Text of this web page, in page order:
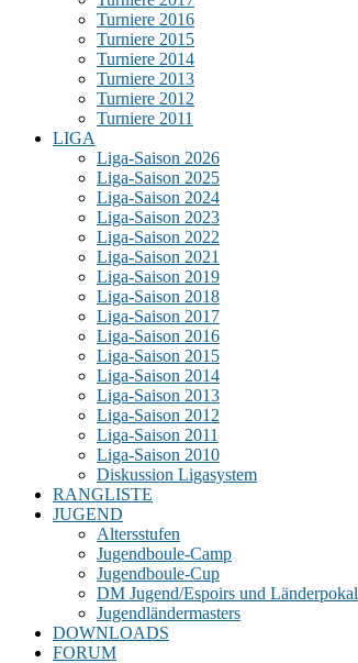
Turniere 2016
Turniere 2015
Turniere 2014
Turniere 2013
Turniere 2012
Turniere 2011
LIGA
Liga-Saison 2026
Liga-Saison 2025
Liga-Saison 2024
Liga-Saison 2023
Liga-Saison 2022
Liga-Saison 2021
Liga-Saison 2019
Liga-Saison 2018
Liga-Saison 2017
Liga-Saison 2016
Liga-Saison 2015
Liga-Saison 2014
Liga-Saison 2013
Liga-Saison 2012
Liga-Saison 2011
Liga-Saison 2010
Diskussion Ligasystem
RANGLISTE
JUGEND
Altersstufen
Jugendboule-Camp
Jugendboule-Cup
DM Jugend/Espoirs und Länderpokal
Jugendländermasters
DOWNLOADS
FORUM